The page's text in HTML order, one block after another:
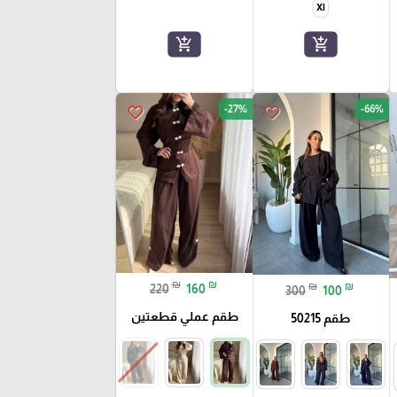
Xl
add_shopping_cart
add_shopping_cart
favorite_border -66%
300 ₪ 100 ₪
طقم 50215
favorite_border -27%
220 ₪ 160 ₪
طقم عملي قطعتين